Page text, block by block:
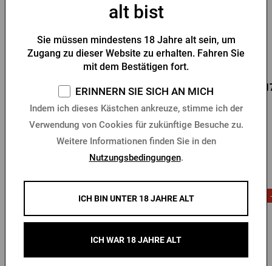
Vorrätig > 10 Stk.
Kaufen
Schlüsselanhänger mit
Flaschenöffner
Vorrätig > 10 Stk.
0,85 € Kaufen
Andere Produkte von Radegast
alt bist
Sie müssen mindestens 18 Jahre alt sein, um
Zugang zu dieser Website zu erhalten. Fahren Sie
mit dem Bestätigen fort.
ERINNERN SIE SICH AN MICH
Indem ich dieses Kästchen ankreuze, stimme ich der
Verwendung von Cookies für zukünftige Besuche zu.
Weitere Informationen finden Sie in den
Nutzungsbedingungen.
ICH BIN UNTER 18 JAHRE ALT
ICH WAR 18 JAHRE ALT